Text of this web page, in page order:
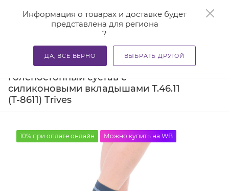
Информация о товарах и доставке будет
представлена для региона
?
ДА, ВСЕ ВЕРНО ВЫБРАТЬ ДРУГОЙ
Главная — Каталог — Бандажи и корсеты — Ортезы и
Бандаж компрессионный на
голеностопный сустав с
силиконовыми вкладышами Т.46.11
(Т-8611) Trives
10% при оплате онлайн Можно купить на WB